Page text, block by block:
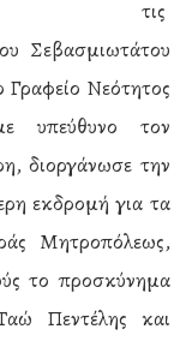
τις
Σεβασμιωτάτου
Νεότητος
υπεύθυνο τον
διοργάνωσε την
εκδρομή για τα
Μητροπόλεως,
το προσκύνημα
Πεντέλης και